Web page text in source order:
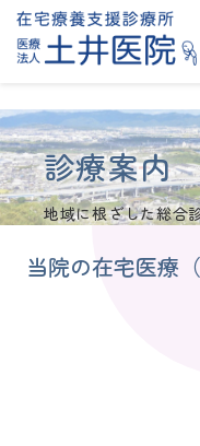
診療案内
地域に根ざした総合
当院の在宅医療